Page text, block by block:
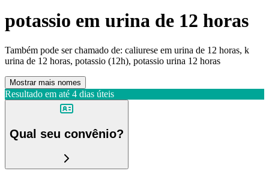
potassio em urina de 12 horas
Também pode ser chamado de: caliurese em urina de 12 horas, k
urina de 12 horas, potassio (12h), potassio urina 12 horas
Mostrar mais nomes
Resultado em até 4 dias úteis
Qual seu convênio?